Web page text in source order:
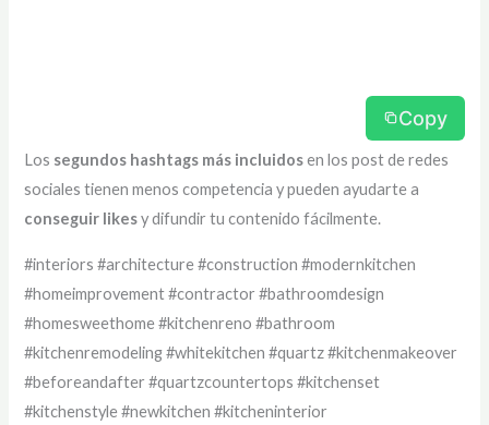
Copy
Los segundos hashtags más incluidosen los post de redes
sociales tienen menos competencia y pueden ayudarte a
conseguir likesy difundir tu contenido fácilmente.
#interiors #architecture #construction #modernkitchen
#homeimprovement #contractor #bathroomdesign
#homesweethome #kitchenreno #bathroom
#kitchenremodeling #whitekitchen #quartz #kitchenmakeover
#beforeandafter #quartzcountertops #kitchenset
#kitchenstyle #newkitchen #kitcheninterior